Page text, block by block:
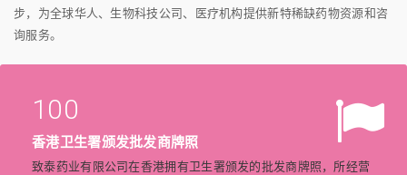
步，为全球华人、生物科技公司、医疗机构提供新特稀缺药物资源和咨
询服务。
100
香港卫生署颁发批发商牌照
致泰药业有限公司在香港拥有卫生署颁发的批发商牌照，所经营